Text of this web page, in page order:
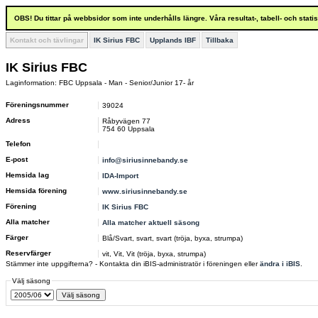
OBS! Du tittar på webbsidor som inte underhålls längre. Våra resultat-, tabell- och
Kontakt och tävlingar IK Sirius FBC Upplands IBF Tillbaka
IK Sirius FBC
Laginformation: FBC Uppsala - Man - Senior/Junior 17- år
Föreningsnummer
39024
Adress
Råbyvägen 77
754 60 Uppsala
Telefon
E-post
info@siriusinnebandy.se
Hemsida lag
IDA-Import
Hemsida förening
www.siriusinnebandy.se
Förening
IK Sirius FBC
Alla matcher
Alla matcher aktuell säsong
Färger
Blå/Svart, svart, svart (tröja, byxa, strumpa)
Reservfärger
vit, Vit, Vit (tröja, byxa, strumpa)
Stämmer inte uppgifterna? - Kontakta din iBIS-administratör i föreningen ellerändra i iBIS
Välj säsong